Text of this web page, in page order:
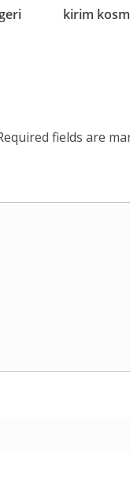
kirim
fields are